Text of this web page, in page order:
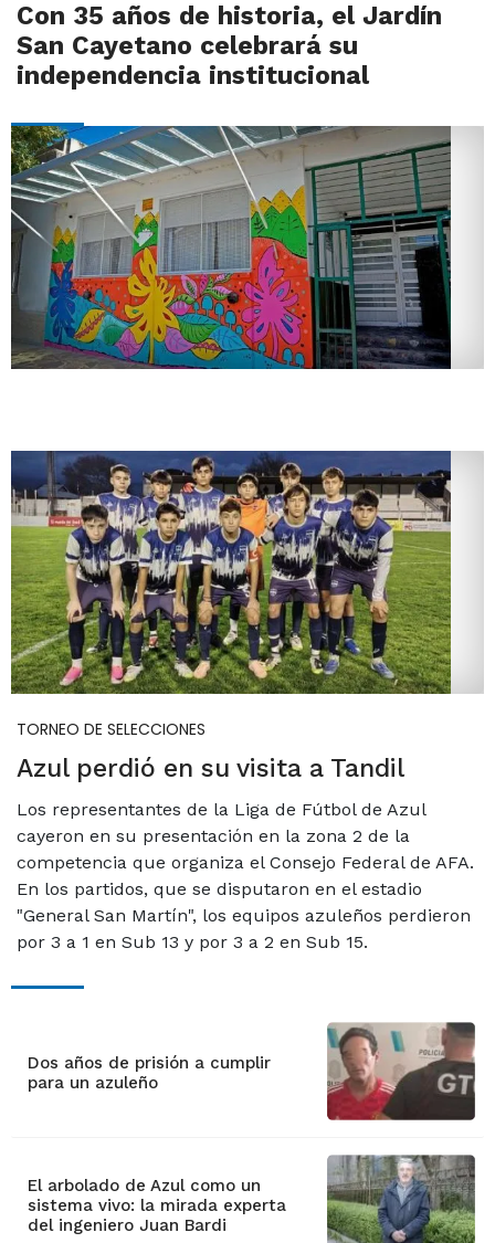
Con 35 años de historia, el Jardín
San Cayetano celebrará su
independencia institucional
TORNEO DE SELECCIONES
Azul perdió en su visita a Tandil
Los representantes de la Liga de Fútbol de Azul
cayeron en su presentación en la zona 2 de la
competencia que organiza el Consejo Federal de AFA.
En los partidos, que se disputaron en el estadio
"General San Martín", los equipos azuleños perdieron
por 3 a 1 en Sub 13 y por 3 a 2 en Sub 15.
Dos años de prisión a cumplir
para un azuleño
El arbolado de Azul como un
sistema vivo: la mirada experta
del ingeniero Juan Bardi